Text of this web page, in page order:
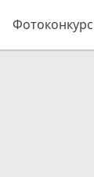
Фотоконкурс